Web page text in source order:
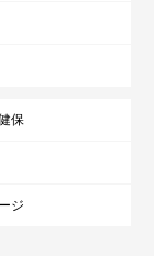
保
ジ